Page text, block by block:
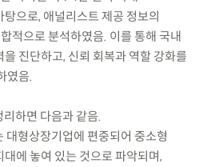
으로, 애널리스트 제공 정보의
적으로 분석하였음. 이를 통해 국내
진단하고, 신뢰 회복과 역할 강화를
였음.
하면 다음과 같음.
대형상장기업에 편중되어 중소형
에 놓여 있는 것으로 파악되며,